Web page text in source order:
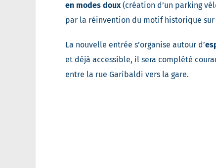
en modes doux(création d’un parking
par la réinvention du motif historique sur
La nouvelle entrée s’organise autour d’
et déjà accessible, il sera complété
entre la rue Garibaldi vers la gare.